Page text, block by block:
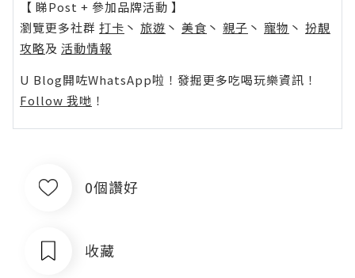
【 睇Post + 參加品牌活動 】
瀏覽更多社群 打卡 丶 旅遊 丶 美食 丶 親子 丶 寵物 丶 扮靚
攻略及 活動情報
U Blog開咗WhatsApp啦！發掘更多吃喝玩樂資訊！
Follow 我哋 ！
0個讚好
收藏